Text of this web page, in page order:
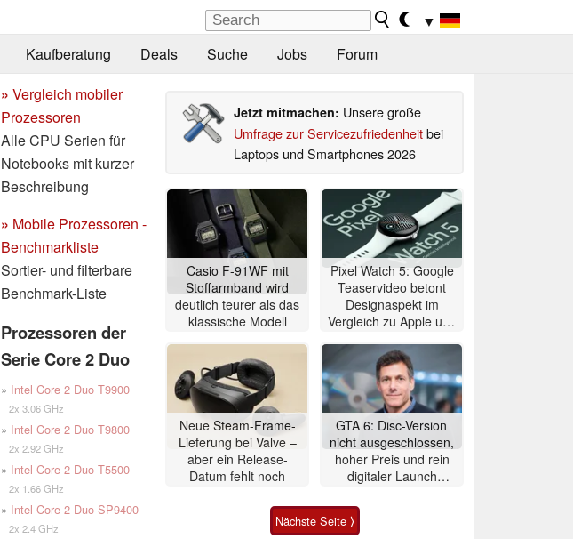
▼
Kaufberatung Deals Suche Jobs Forum
» Vergleich mobiler
Prozessoren
Alle CPU Serien für
Notebooks mit kurzer
Beschreibung
» Mobile Prozessoren -
Benchmarkliste
Sortier- und filterbare
Benchmark-Liste
Prozessoren der
Serie Core 2 Duo
» Intel Core 2 Duo T9900
2x 3.06 GHz
» Intel Core 2 Duo T9800
2x 2.92 GHz
» Intel Core 2 Duo T5500
2x 1.66 GHz
» Intel Core 2 Duo SP9400
2x 2.4 GHz
Jetzt mitmachen: Unsere große
Umfrage zur Servicezufriedenheitbei
Laptops und Smartphones 2026
Casio F-91WF mit
Stoffarmband wird
deutlich teurer als das
klassische Modell
Pixel Watch 5: Google
Teaservideo betont
Designaspekt im
Vergleich zu Apple und
Neue Steam-Frame-
Lieferung bei Valve –
aber ein Release-
Datum fehlt noch
GTA 6: Disc-Version
nicht ausgeschlossen,
hoher Preis und rein
digitaler Launch
Nächste Seite ⟩